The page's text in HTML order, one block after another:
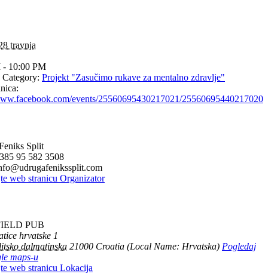
travnja
- 10:00 PM
Projekt "Zasučimo rukave za mentalno zdravlje"
events/25560695430217021/25560695440217020
Split
95 582 3508
web stranicu Organizator
PUB
hrvatske 1
dalmatinska 21000 Croatia (Local Name: Hrvatska) Pogledaj
maps-u
web stranicu Lokacija